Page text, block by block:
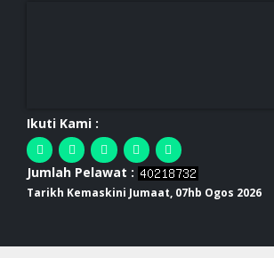
Ikuti Kami :
Jumlah Pelawat :
Tarikh Kemaskini Jumaat, 07hb Ogos 2026